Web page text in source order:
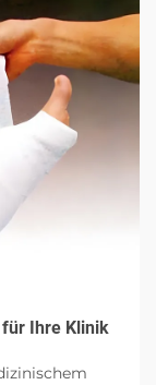
Ihre Klinik